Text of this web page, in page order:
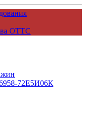
ОТТС
72Е5И06К